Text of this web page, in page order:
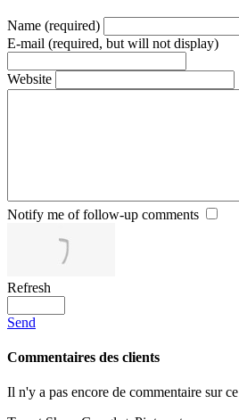
Name (required)
E-mail (required, but will not display)
Website
Notify me of follow-up comments
Refresh
Send
Commentaires des clients
Il n'y a pas encore de commentaire sur